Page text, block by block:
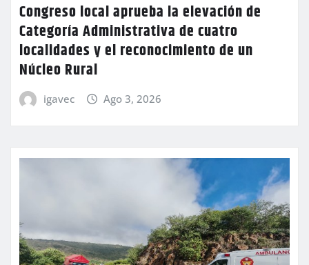
Congreso local aprueba la elevación de
Categoría Administrativa de cuatro
localidades y el reconocimiento de un
Núcleo Rural
igavec Ago 3, 2026